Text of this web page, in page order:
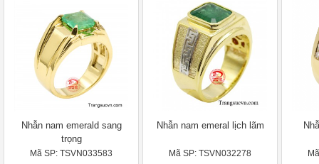
Nhẫn nam emerald sang
trọng
Mã SP: TSVN033583
Nhẫn nam emeral lịch lãm
Mã SP: TSVN032278